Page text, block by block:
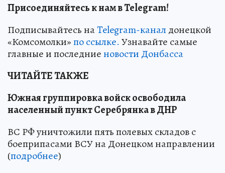
Присоединяйтесь к нам в Telegram!
Подписывайтесь наTelegram-канал донецкой
«Комсомолки»по ссылке. Узнавайте самые
главные и последниеновости Донбасса
ЧИТАЙТЕ ТАКЖЕ
Южная группировка войск освободила
населенный пункт Серебрянка в ДНР
ВС РФ уничтожили пять полевых складов с
боеприпасами ВСУ на Донецком направлении
(подробнее)